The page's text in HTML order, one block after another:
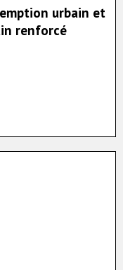
urbain et
renforcé